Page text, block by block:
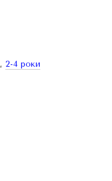
, 2-4 роки